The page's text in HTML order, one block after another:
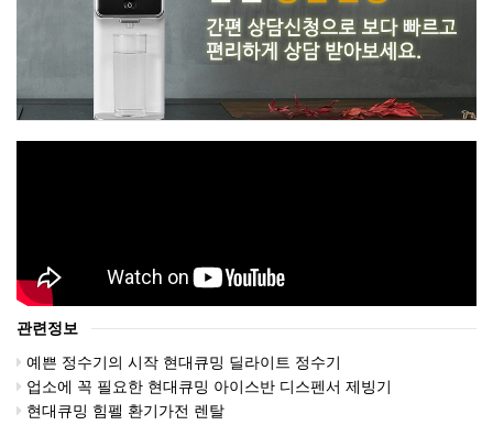
관련정보
예쁜 정수기의 시작 현대큐밍 딜라이트 정수기
업소에 꼭 필요한 현대큐밍 아이스반 디스펜서 제빙기
현대큐밍 힘펠 환기가전 렌탈